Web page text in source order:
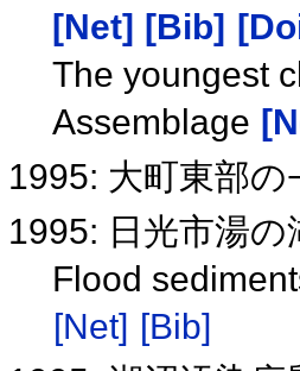
[Net] [Bib]
The youngest
Assemblage
1995: 大町東部
1995: 日光市湯
Flood
[Net] [Bib]